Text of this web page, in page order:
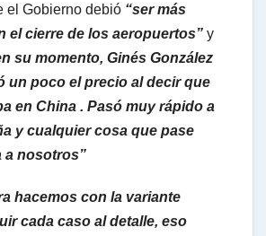
el Gobierno debió “ser más
el cierre de los aeropuertos” y
su momento, Ginés González
un poco el precio al decir que
en China . Pasó muy rápido a
y cualquier cosa que pase
a nosotros”
hacemos con la variante
cada caso al detalle, eso